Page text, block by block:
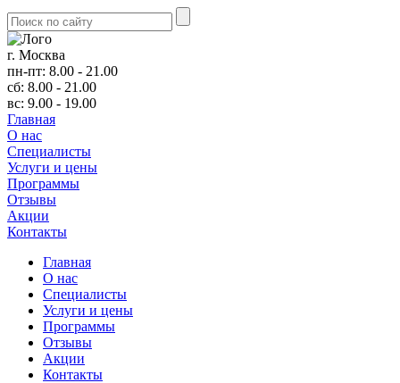
г. Москва
пн-пт: 8.00 - 21.00
сб: 8.00 - 21.00
вс: 9.00 - 19.00
Главная
О нас
Cпециалисты
Услуги и цены
Программы
Отзывы
Акции
Контакты
Главная
О нас
Cпециалисты
Услуги и цены
Программы
Отзывы
Акции
Контакты